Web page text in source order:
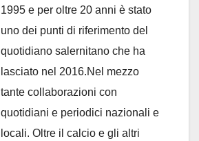
1995 e per oltre 20 anni è stato
uno dei punti di riferimento del
quotidiano salernitano che ha
lasciato nel 2016.Nel mezzo
tante collaborazioni con
quotidiani e periodici nazionali e
locali. Oltre il calcio e gli altri